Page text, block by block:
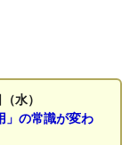
水）
」の常識が変わ